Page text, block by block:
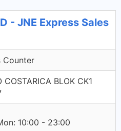
- JNE Express Sales
Counter
COSTARICA BLOK CK1
10:00 - 23:00